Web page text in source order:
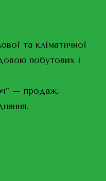
та кліматичної
побутових і
– продаж,